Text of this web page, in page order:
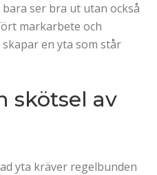
ser bra ut utan också
markarbete och
en yta som står
skötsel av
yta kräver regelbunden